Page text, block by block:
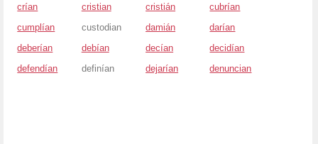
crían
cristian cristián
cubrían
cumplían
custodian damián
darían
deberían
debían decían
decidían
defendían
definían dejarían denuncian